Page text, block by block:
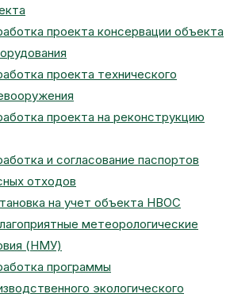
проекта консервации объекта
проекта технического
проекта на реконструкцию
и согласование паспортов
отходов
на учет объекта НВОС
метеорологические
(НМУ)
программы
экологического